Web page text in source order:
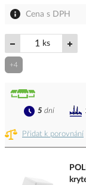
Cena s DPH
ks
+4
Přidat k porovnání
5 dní